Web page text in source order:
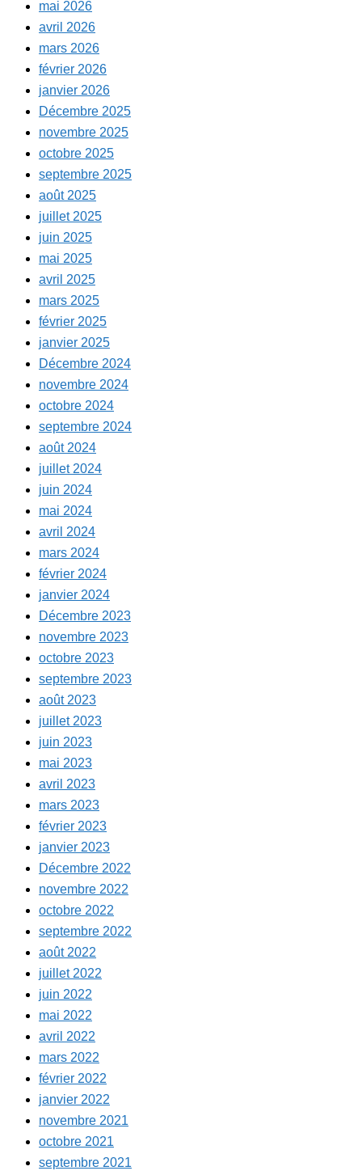
mai 2026
avril 2026
mars 2026
février 2026
janvier 2026
Décembre 2025
novembre 2025
octobre 2025
septembre 2025
août 2025
juillet 2025
juin 2025
mai 2025
avril 2025
mars 2025
février 2025
janvier 2025
Décembre 2024
novembre 2024
octobre 2024
septembre 2024
août 2024
juillet 2024
juin 2024
mai 2024
avril 2024
mars 2024
février 2024
janvier 2024
Décembre 2023
novembre 2023
octobre 2023
septembre 2023
août 2023
juillet 2023
juin 2023
mai 2023
avril 2023
mars 2023
février 2023
janvier 2023
Décembre 2022
novembre 2022
octobre 2022
septembre 2022
août 2022
juillet 2022
juin 2022
mai 2022
avril 2022
mars 2022
février 2022
janvier 2022
novembre 2021
octobre 2021
septembre 2021